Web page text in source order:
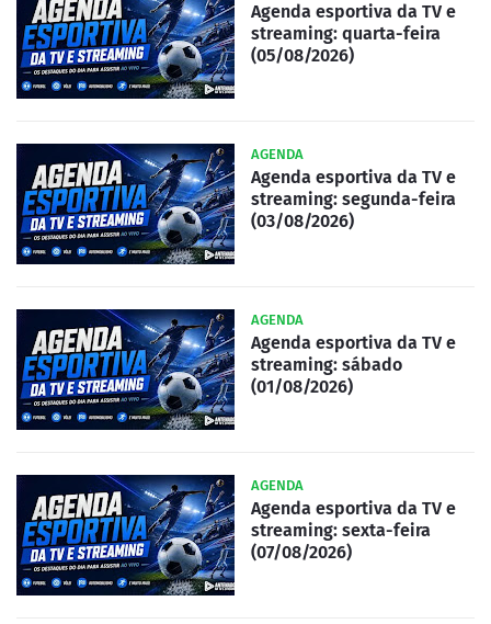
Agenda esportiva da TV e
streaming: quarta-feira
(05/08/2026)
AGENDA
Agenda esportiva da TV e
streaming: segunda-feira
(03/08/2026)
AGENDA
Agenda esportiva da TV e
streaming: sábado
(01/08/2026)
AGENDA
Agenda esportiva da TV e
streaming: sexta-feira
(07/08/2026)